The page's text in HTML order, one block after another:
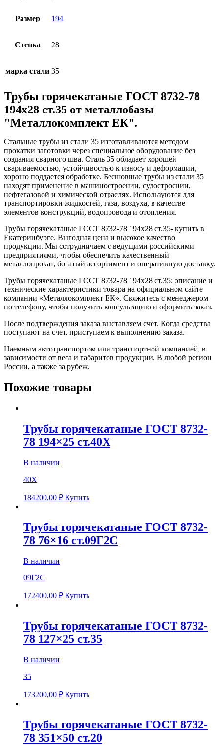
Размер 194
Стенка 28
марка стали 35
Трубы горячекатаные ГОСТ 8732-78
194x28 ст.35 от металлобазы
"Металлокомплект ЕК".
Стальные трубы из стали 35 изготавливаются методом
прокатки заготовки через специальное оборудование без
создания сварного шва. Сталь 35 обладает хорошей
свариваемостью, устойчивостью к износу и деформации,
хорошо поддается обработке. Бесшовные трубы из стали 35
находят применение в машиностроении, судостроении,
нефтегазовой и химической отраслях. Используются для
транспортировки жидкостей, газа, воздуха, в качестве
элементов конструкций, водопровода и отопления.
Трубы горячекатаные ГОСТ 8732-78 194x28 ст.35- купить в
Екатеринбурге. Выгодная цена и высокое качество
продукции. Мы сотрудничаем с ведущими российскими
предприятиями, чтобы обеспечить качественный
металлопрокат, богатый ассортимент и оперативную доставку.
Трубы горячекатаные ГОСТ 8732-78 194x28 ст.35: описание и
технические характеристики товара на официальном сайте
компании «Металлокомплект ЕК». Свяжитесь с менеджером
по телефону, чтобы получить консультацию и оформить заказ.
После подтверждения заказа выставляем счет. Когда средства
поступают на счет, приступаем к выполнению заказа.
Наемным автотранспортом или транспортной компанией, в
зависимости от веса и габаритов продукции. В любой регион
России, а также за рубеж.
Похожие товары
Трубы горячекатаные ГОСТ 8732-
78 194×25 ст.40Х
В наличии
40Х
184200,00 ₽ Купить
Трубы горячекатаные ГОСТ 8732-
78 76×16 ст.09Г2С
В наличии
09Г2С
172400,00 ₽ Купить
Трубы горячекатаные ГОСТ 8732-
78 127×25 ст.35
В наличии
35
173200,00 ₽ Купить
Трубы горячекатаные ГОСТ 8732-
78 351×50 ст.20